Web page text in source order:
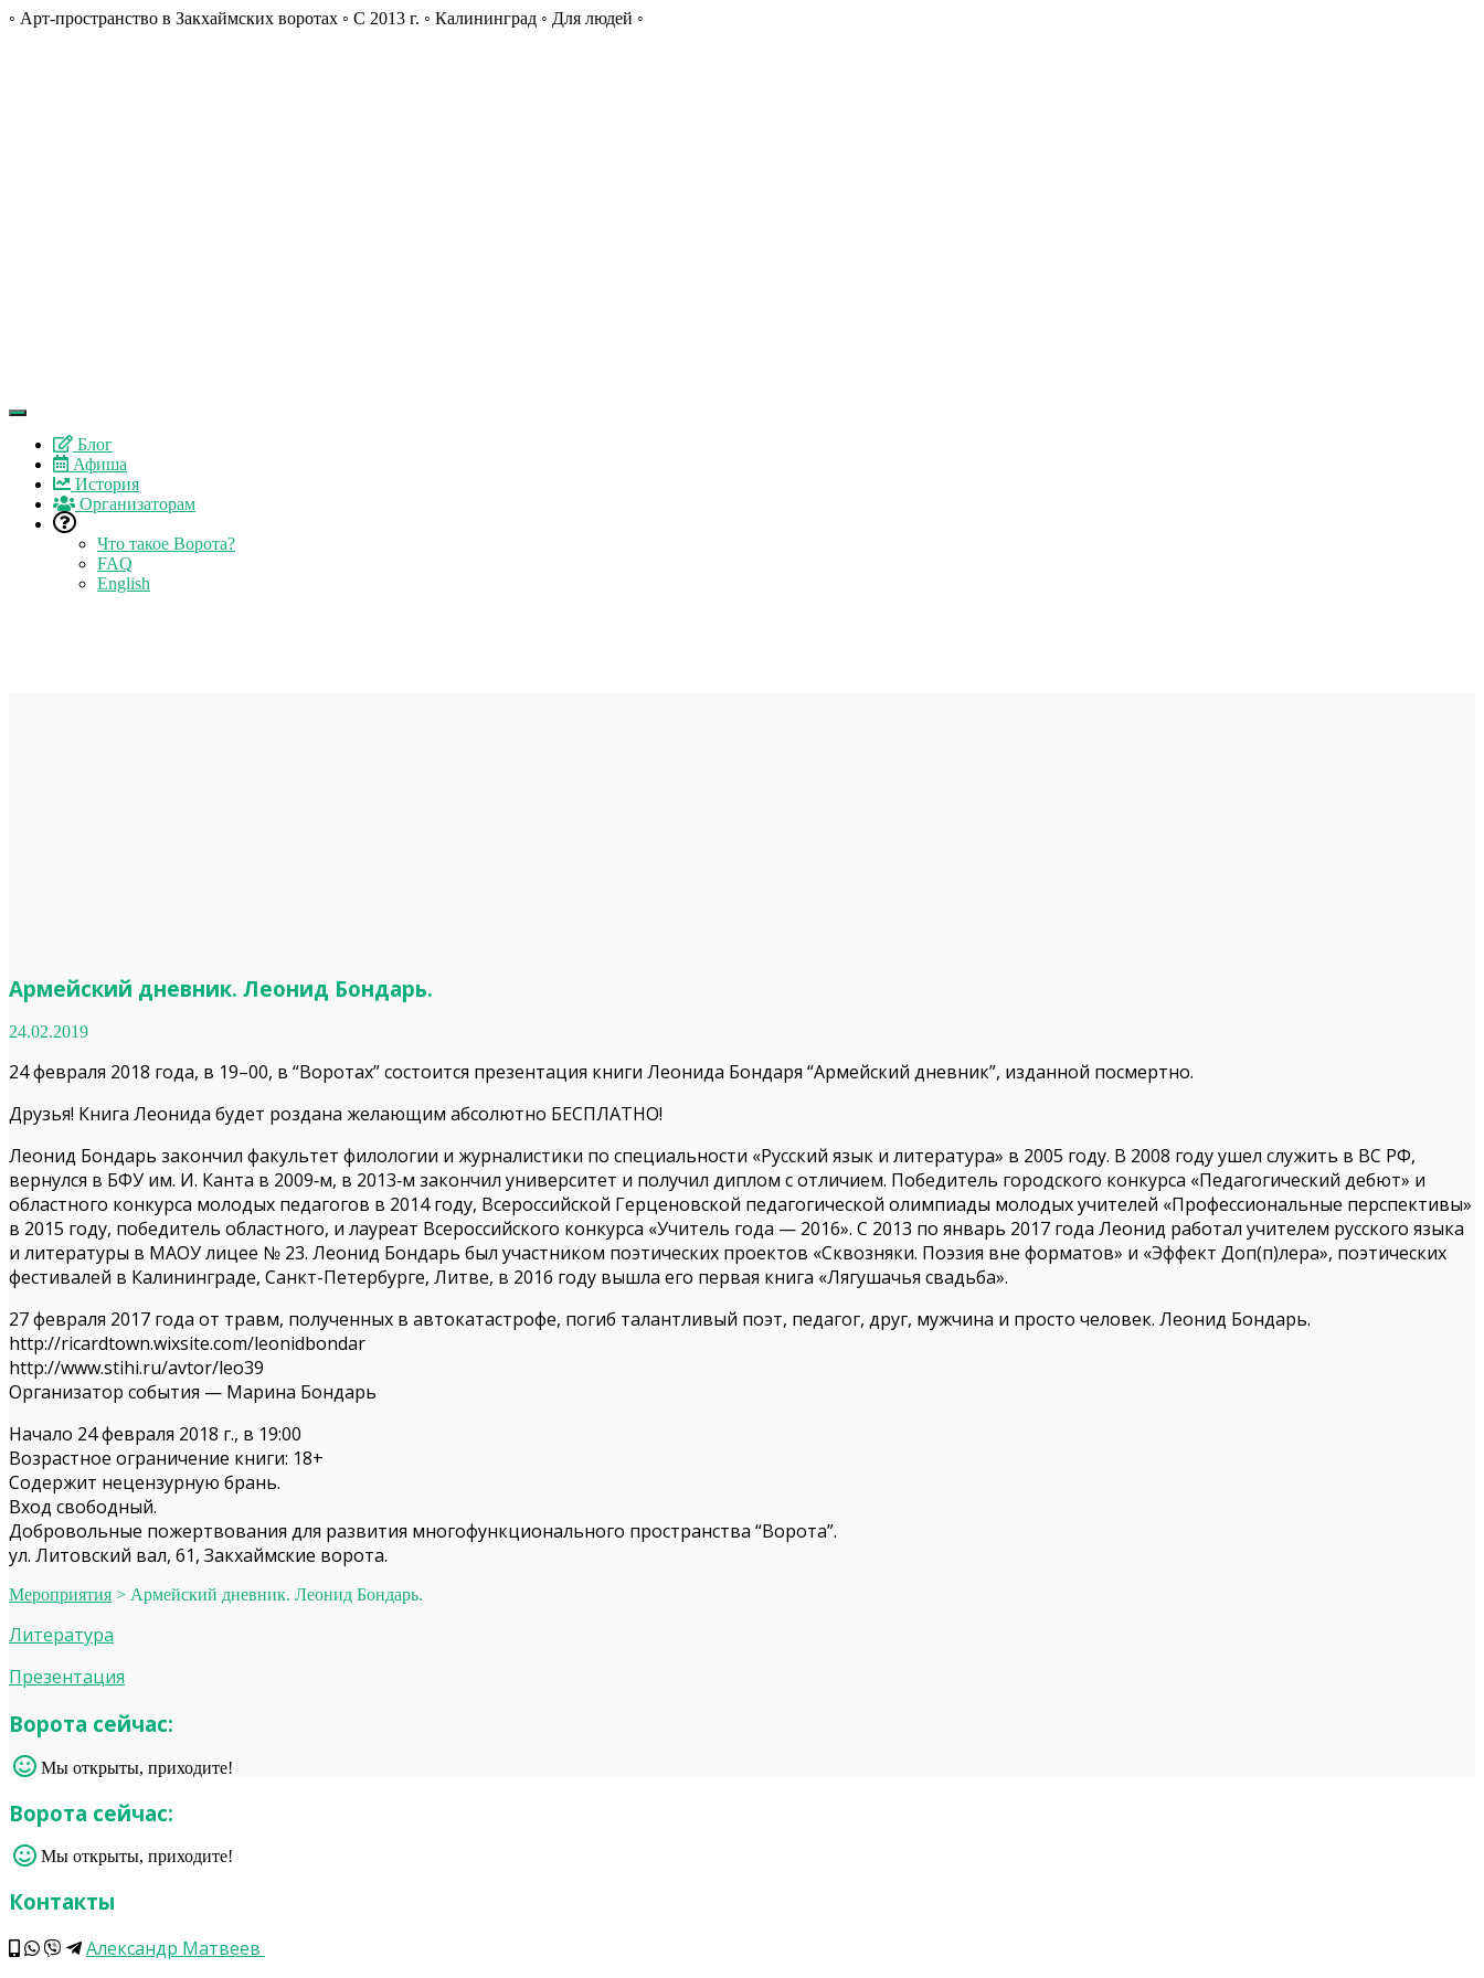
◦ Арт-пространство в Закхаймских воротах ◦ С 2013 г. ◦ Калининград ◦ Для людей ◦
Блог
Афиша
История
Организаторам
Что такое Ворота?
FAQ
English
Армейский дневник. Леонид Бондарь.
24.02.2019
24 февраля 2018 года, в 19–00, в “Воротах” состоится презентация книги Леонида Бондаря “Армейский дневник”, изданной посмертно.
Друзья! Книга Леонида будет роздана желающим абсолютно БЕСПЛАТНО!
Леонид Бондарь закончил факультет филологии и журналистики по специальности «Русский язык и литература» в 2005 году. В 2008 году ушел служить в ВС РФ,
вернулся в БФУ им. И. Канта в 2009‑м, в 2013‑м закончил университет и получил диплом с отличием. Победитель городского конкурса «Педагогический дебют» и
областного конкурса молодых педагогов в 2014 году, Всероссийской Герценовской педагогической олимпиады молодых учителей «Профессиональные перспективы»
в 2015 году, победитель областного, и лауреат Всероссийского конкурса «Учитель года — 2016». С 2013 по январь 2017 года Леонид работал учителем русского языка
и литературы в МАОУ лицее № 23. Леонид Бондарь был участником поэтических проектов «Сквозняки. Поэзия вне форматов» и «Эффект Доп(п)лера», поэтических
фестивалей в Калининграде, Санкт-Петербурге, Литве, в 2016 году вышла его первая книга «Лягушачья свадьба».
27 февраля 2017 года от травм, полученных в автокатастрофе, погиб талантливый поэт, педагог, друг, мужчина и просто человек. Леонид Бондарь.
http://ricardtown.wixsite.com/leonidbondar
http://www.stihi.ru/avtor/leo39
Организатор события — Марина Бондарь
Начало 24 февраля 2018 г., в 19:00
Возрастное ограничение книги: 18+
Содержит нецензурную брань.
Вход свободный.
Добровольные пожертвования для развития многофункционального пространства “Ворота”.
ул. Литовский вал, 61, Закхаймские ворота.
Мероприятия > Армейский дневник. Леонид Бондарь.
Литература
Презентация
Ворота сейчас:
Мы открыты, приходите!
Ворота сейчас:
Мы открыты, приходите!
Контакты
Александр Матвеев